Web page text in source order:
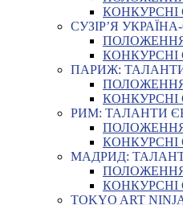
КОНКУРСНІ
СУЗІР’Я
КОНКУРСНІ
ПАРИЖ:
КОНКУРСНІ
РИМ: ТАЛАНТИ
КОНКУРСНІ
МАДРИД:
КОНКУРСНІ
TOKYO ART